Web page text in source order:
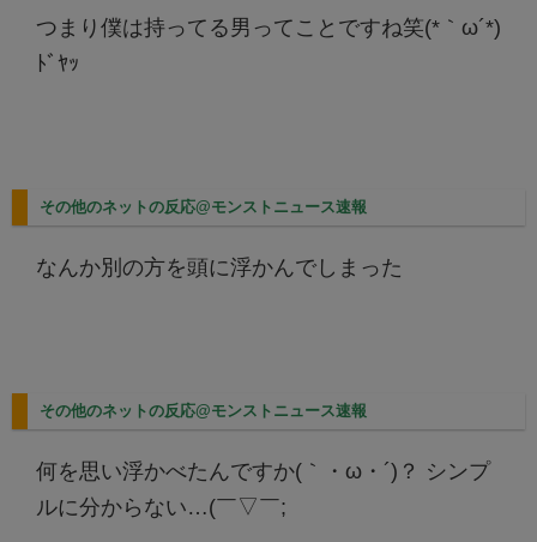
つまり僕は持ってる男ってことですね笑(*｀ω´*)
ﾄﾞﾔｯ
その他のネットの反応@モンストニュース速報
なんか別の方を頭に浮かんでしまった
その他のネットの反応@モンストニュース速報
何を思い浮かべたんですか(｀・ω・´)？ シンプ
ルに分からない…(￣▽￣;